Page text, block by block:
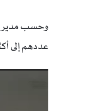
وحسب مدير
عددهم إلى أكثر من 100 عامل فقط، مقارنة بنحو 1100 عامل قبل